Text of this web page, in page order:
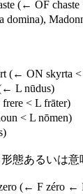
(← OF chaste
(← ON skyrta
L nūdus)
< L frāter)
< L nōmen)
態あるいは意
(← F zéro ←